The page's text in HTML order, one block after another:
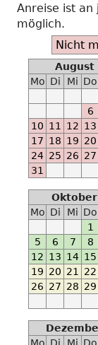
Anreise ist an
möglich.
2023-
03-
12
Ab
2023-
Ab
2023-
07-
01
Nicht
August
Mo Di Mi Do
6
10 11 12 13
17 18 19 20
24 25 26 27
31
Mo Di Mi Do
1
5
6 7 8
12 13 14 15
19 20 21 22
26 27 28 29
Mo Di Mi Do